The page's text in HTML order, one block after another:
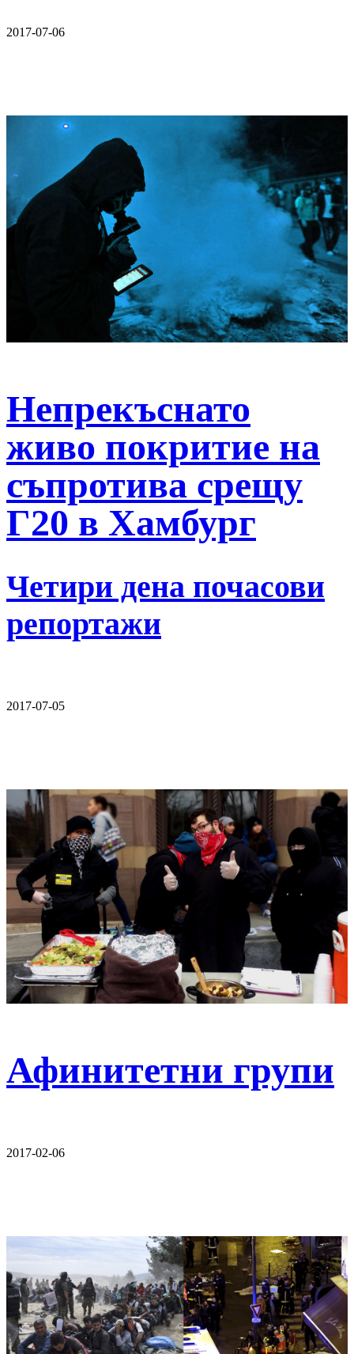
2017-07-06
Непрекъснато
живо покритие на
съпротива срещу
Г20 в Хамбург
Четири дена почасови
репортажи
2017-07-05
Афинитетни групи
2017-02-06